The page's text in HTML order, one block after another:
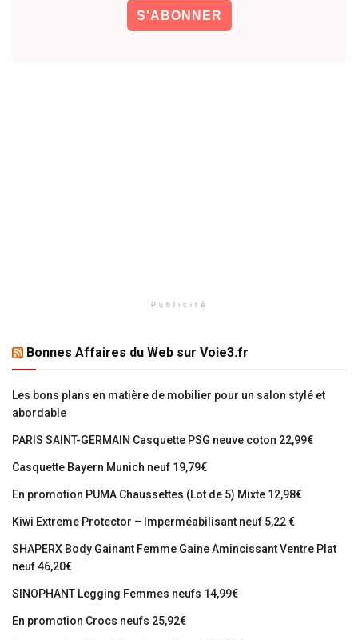
Publicité
Bonnes Affaires du Web sur Voie3.fr
Les bons plans en matière de mobilier pour un salon stylé et
abordable
PARIS SAINT-GERMAIN Casquette PSG neuve coton 22,99€
Casquette Bayern Munich neuf 19,79€
En promotion PUMA Chaussettes (Lot de 5) Mixte 12,98€
Kiwi Extreme Protector – Imperméabilisant neuf 5,22 €
SHAPERX Body Gainant Femme Gaine Amincissant Ventre Plat
neuf 46,20€
SINOPHANT Legging Femmes neufs 14,99€
En promotion Crocs neufs 25,92€